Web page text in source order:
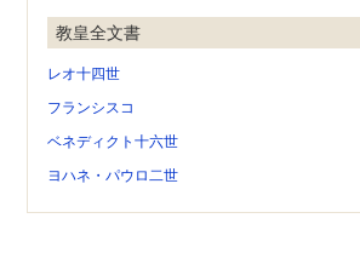
教皇全文書
レオ十四世
フランシスコ
ベネディクト十六世
ヨハネ・パウロ二世